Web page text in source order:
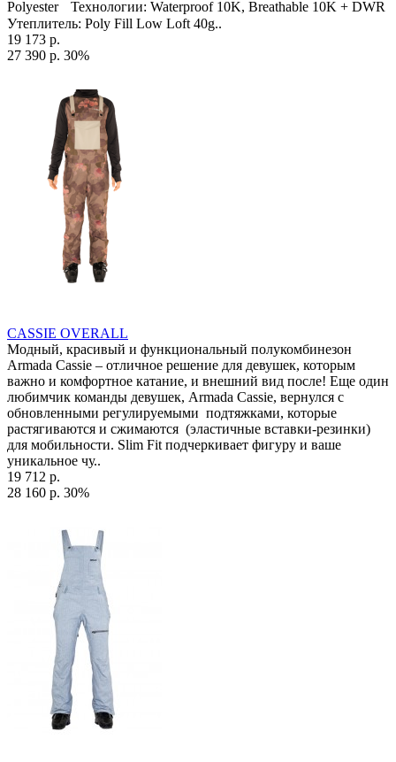
Polyester Технологии: Waterproof 10K, Breathable 10K + DWR
Утеплитель: Poly Fill Low Loft 40g..
19 173 р.
27 390 р. 30%
CASSIE OVERALL
Модный, красивый и функциональный полукомбинезон
Armada Cassie – отличное решение для девушек, которым
важно и комфортное катание, и внешний вид после! Еще один
любимчик команды девушек, Armada Cassie, вернулся с
обновленными регулируемыми подтяжками, которые
растягиваются и сжимаются (эластичные вставки-резинки)
для мобильности. Slim Fit подчеркивает фигуру и ваше
уникальное чу..
19 712 р.
28 160 р. 30%